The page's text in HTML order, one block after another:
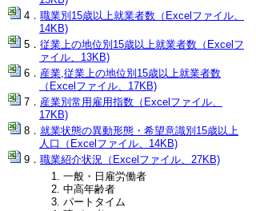
職業別15歳以上就業者数（Excelファイル、
14KB)
従業上の地位別15歳以上就業者数（Excelフ
ァイル、13KB)
産業,従業上の地位別15歳以上就業者数
（Excelファイル、17KB)
産業別常用雇用指数（Excelファイル、
17KB)
就業状態の異動形態・希望意識別15歳以上
人口（Excelファイル、14KB)
職業紹介状況（Excelファイル、27KB)
一般・日雇労働者
中高年齢者
パートタイム